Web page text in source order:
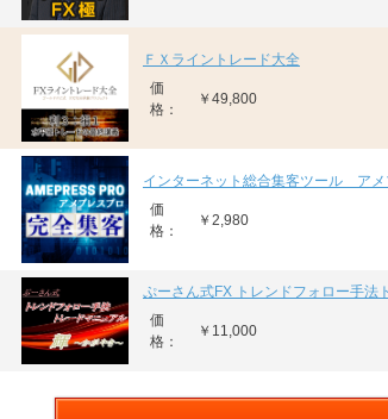
ＦＸライントレード大全
価
格：
￥49,800
インターネット総合集客ツール アメ
価
格：
￥2,980
ぷーさん式FX トレンドフォロー手法
価
格：
￥11,000